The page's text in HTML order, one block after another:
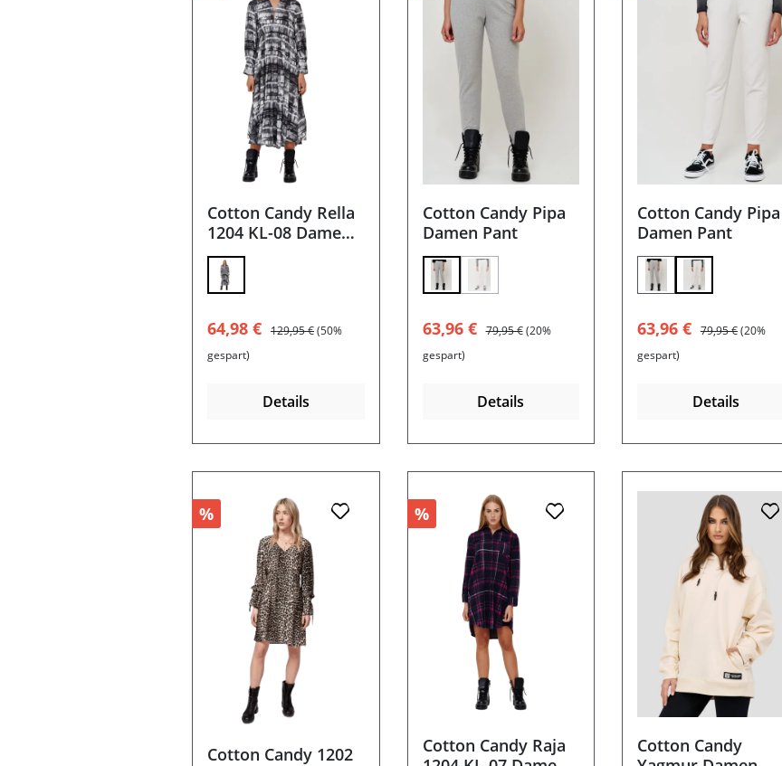
Cotton Candy Rella
1204 KL-08 Damen
Kleid
Verkaufspreis:
64,98 € Regulärer Preis:
129,95 €(50%
gespart)
Details
Cotton Candy Pipa
Damen Pant
(Diese Option ist zurzeit nicht verfügbar.)
Verkaufspreis:
63,96 € Regulärer Preis:
79,95 € (20%
gespart)
Details
Cotton Candy Pipa
Damen Pant
Verkaufspreis:
63,96 € Regulärer Preis:
79,95 €(20%
gespart)
Details
%
Cotton Candy 1202
%
Cotton Candy Raja
Cotton Candy